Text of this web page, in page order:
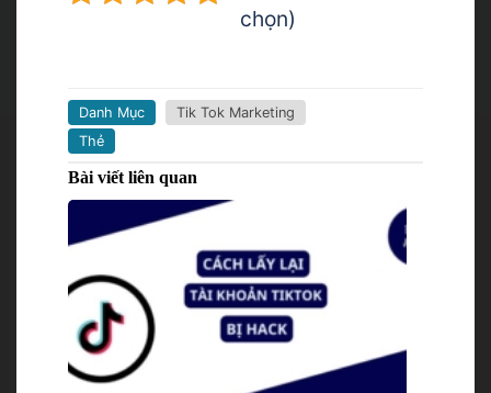
chọn)
Danh Mục
Tik Tok Marketing
Thẻ
Bài viết liên quan